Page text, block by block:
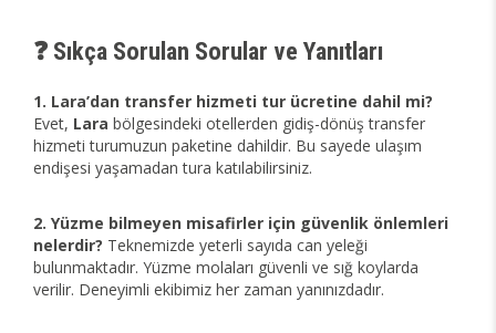
❓ Sıkça Sorulan Sorular ve Yanıtları
1. Lara’dan transfer hizmeti tur ücretine dahil mi?
Evet, Lara bölgesindeki otellerden gidiş-dönüş transfer
hizmeti turumuzun paketine dahildir. Bu sayede ulaşım
endişesi yaşamadan tura katılabilirsiniz.
2. Yüzme bilmeyen misafirler için güvenlik önlemleri
nelerdir? Teknemizde yeterli sayıda can yeleği
bulunmaktadır. Yüzme molaları güvenli ve sığ koylarda
verilir. Deneyimli ekibimiz her zaman yanınızdadır.